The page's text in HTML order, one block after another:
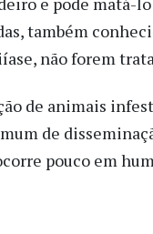
também
não forem
de animais
de
pouco em